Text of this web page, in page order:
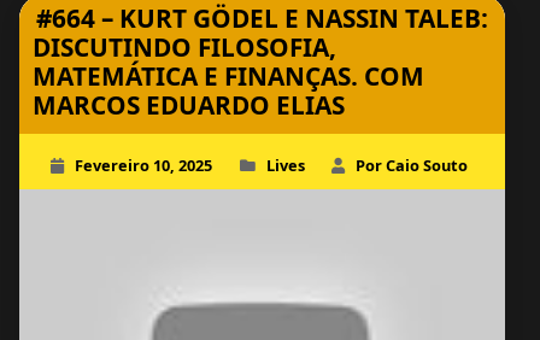
#664 – KURT GÖDEL E NASSIN TALEB:
DISCUTINDO FILOSOFIA,
MATEMÁTICA E FINANÇAS. COM
MARCOS EDUARDO ELIAS
Fevereiro 10, 2025 Lives Por Caio Souto